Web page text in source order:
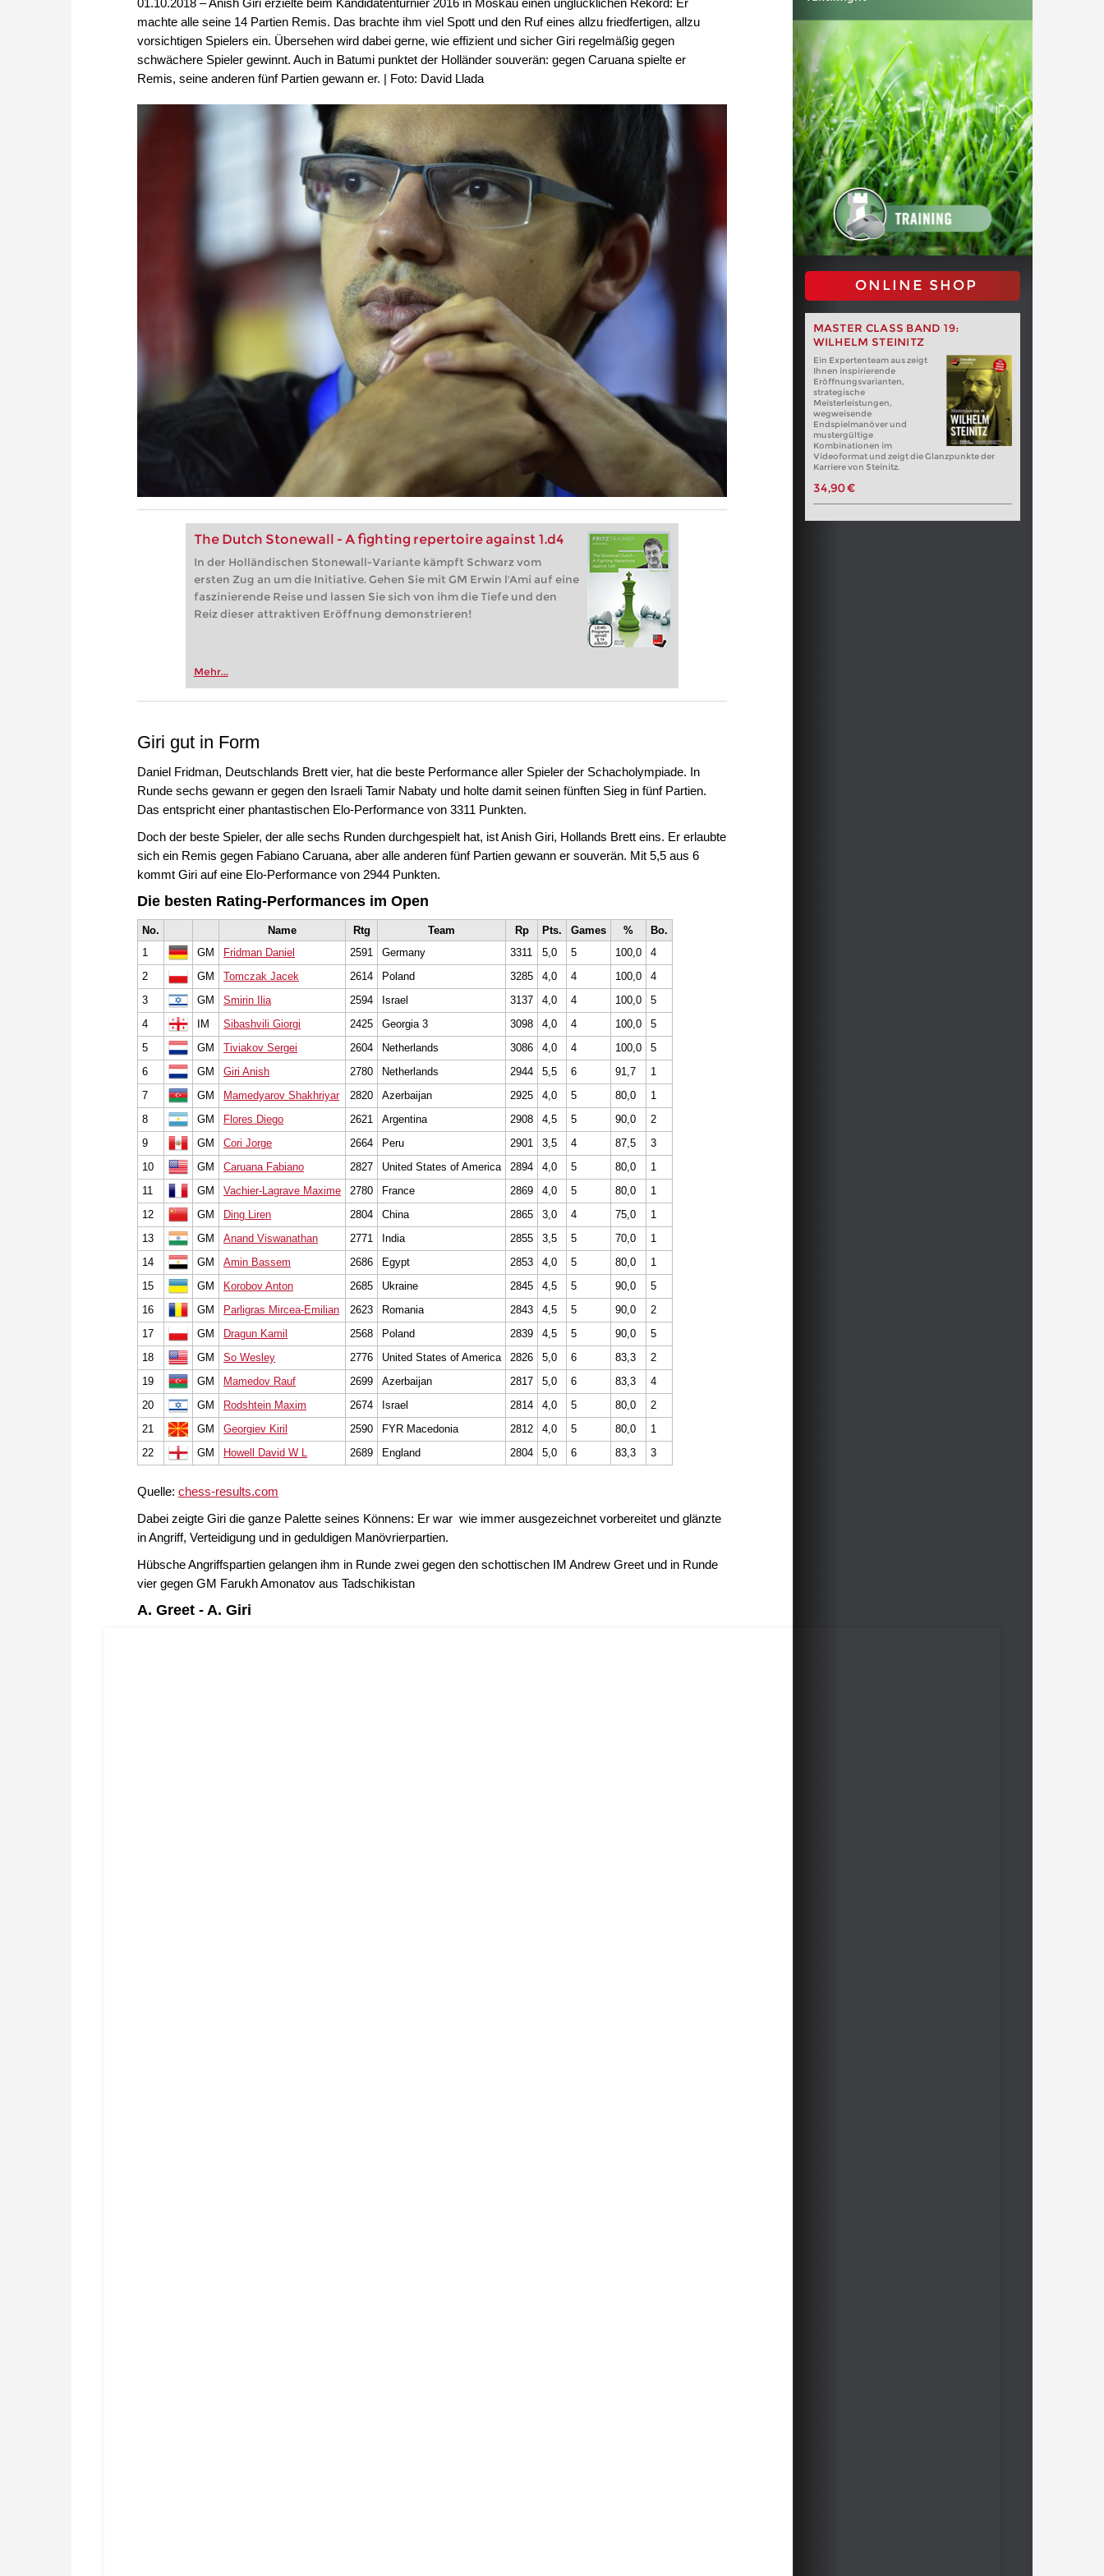
machte alle seine 14 Partien Remis. Das brachte ihm viel Spott und den Ruf eines allzu friedfertigen, allzu
vorsichtigen Spielers ein. Übersehen wird dabei gerne, wie effizient und sicher Giri regelmäßig gegen
schwächere Spieler gewinnt. Auch in Batumi punktet der Holländer souverän: gegen Caruana spielte er
Remis, seine anderen fünf Partien gewann er. | Foto: David Llada
The Dutch Stonewall - A fighting repertoire against 1.d4
In der Holländischen Stonewall-Variante kämpft Schwarz vom
ersten Zug an um die Initiative. Gehen Sie mit GM Erwin l'Ami auf eine
faszinierende Reise und lassen Sie sich von ihm die Tiefe und den
Reiz dieser attraktiven Eröffnung demonstrieren!
Mehr...
ONLINE SHOP
MASTER CLASS BAND 19:
WILHELM STEINITZ
Ein Expertenteam aus zeigt
Ihnen inspirierende
Eröffnungsvarianten,
strategische
Meisterleistungen,
wegweisende
Endspielmanöver und
mustergültige
Kombinationen im
Videoformat und zeigt die Glanzpunkte der
Karriere von Steinitz.
34,90 €
Giri gut in Form
Daniel Fridman, Deutschlands Brett vier, hat die beste Performance aller Spieler der Schacholympiade. In
Runde sechs gewann er gegen den Israeli Tamir Nabaty und holte damit seinen fünften Sieg in fünf Partien.
Das entspricht einer phantastischen Elo-Performance von 3311 Punkten.
Doch der beste Spieler, der alle sechs Runden durchgespielt hat, ist Anish Giri, Hollands Brett eins. Er erlaubte
sich ein Remis gegen Fabiano Caruana, aber alle anderen fünf Partien gewann er souverän. Mit 5,5 aus 6
kommt Giri auf eine Elo-Performance von 2944 Punkten.
Die besten Rating-Performances im Open
No. Name Rtg Team Rp Pts. Games %
Bo.
1
GM Fridman Daniel 2591 Germany 3311 5,0 5 100,0
4
2
GM Tomczak Jacek 2614 Poland 3285 4,0 4 100,0
4
3
GM Smirin Ilia 2594 Israel 3137 4,0 4 100,0
5
4
IM Sibashvili Giorgi 2425 Georgia 3 3098 4,0 4 100,0
5
5
GM Tiviakov Sergei 2604 Netherlands 3086 4,0 4 100,0
5
6
GM Giri Anish 2780 Netherlands 2944 5,5 6 91,7
1
7
GM Mamedyarov Shakhriyar 2820 Azerbaijan 2925 4,0 5 80,0
1
8
GM Flores Diego 2621 Argentina 2908 4,5 5 90,0
2
9
GM Cori Jorge 2664 Peru 2901 3,5 4 87,5
3
10
GM Caruana Fabiano 2827 United States of America 2894 4,0 5 80,0
1
11
GM Vachier-Lagrave Maxime 2780 France 2869 4,0 5 80,0
1
12
GM Ding Liren 2804 China 2865 3,0 4 75,0
1
13
GM Anand Viswanathan 2771 India 2855 3,5 5 70,0
1
14
GM Amin Bassem 2686 Egypt 2853 4,0 5 80,0
1
15
GM Korobov Anton 2685 Ukraine 2845 4,5 5 90,0
5
16
GM Parligras Mircea-Emilian 2623 Romania 2843 4,5 5 90,0
2
17
GM Dragun Kamil 2568 Poland 2839 4,5 5 90,0
5
18
GM So Wesley 2776 United States of America 2826 5,0 6 83,3
2
19
GM Mamedov Rauf 2699 Azerbaijan 2817 5,0 6 83,3
4
20
GM Rodshtein Maxim 2674 Israel 2814 4,0 5 80,0
2
21
GM Georgiev Kiril 2590 FYR Macedonia 2812 4,0 5 80,0
1
22
GM Howell David W L 2689 England 2804 5,0 6 83,3 3
Quelle: chess-results.com
Dabei zeigte Giri die ganze Palette seines Könnens: Er war wie immer ausgezeichnet vorbereitet und glänzte
in Angriff, Verteidigung und in geduldigen Manövrierpartien.
Hübsche Angriffspartien gelangen ihm in Runde zwei gegen den schottischen IM Andrew Greet und in Runde
vier gegen GM Farukh Amonatov aus Tadschikistan
A. Greet - A. Giri